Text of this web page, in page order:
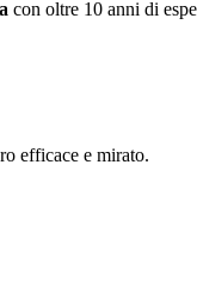
con oltre 10 anni di
efficace e mirato.